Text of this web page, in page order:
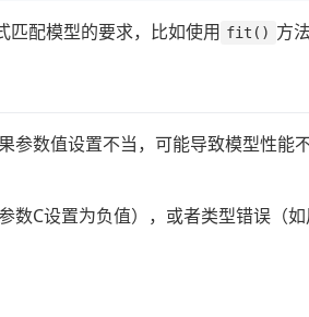
匹配模型的要求，比如使用 fit() 方
数值设置不当，可能导致模型性能
数C设置为负值），或者类型错误（